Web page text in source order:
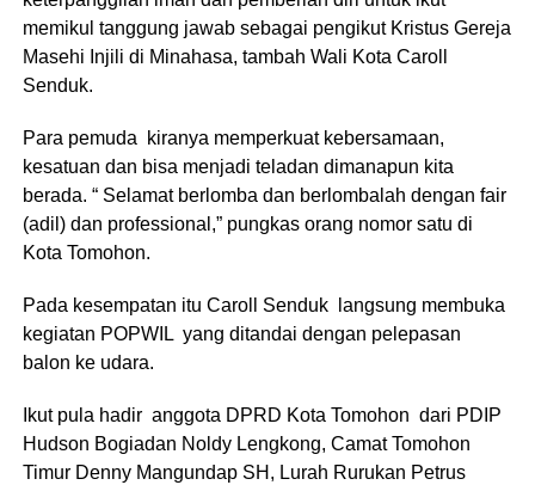
memikul tanggung jawab sebagai pengikut Kristus Gereja
Masehi Injili di Minahasa, tambah Wali Kota Caroll
Senduk.
Para pemuda kiranya memperkuat kebersamaan,
kesatuan dan bisa menjadi teladan dimanapun kita
berada. “ Selamat berlomba dan berlombalah dengan fair
(adil) dan professional,” pungkas orang nomor satu di
Kota Tomohon.
Pada kesempatan itu Caroll Senduk langsung membuka
kegiatan POPWIL yang ditandai dengan pelepasan
balon ke udara.
Ikut pula hadir anggota DPRD Kota Tomohon dari PDIP
Hudson Bogiadan Noldy Lengkong, Camat Tomohon
Timur Denny Mangundap SH, Lurah Rurukan Petrus